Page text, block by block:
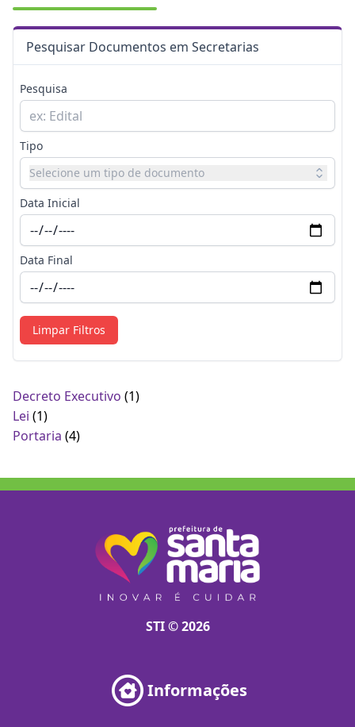
Pesquisar Documentos em Secretarias
Pesquisa
Tipo
Selecione um tipo de documento
Data Inicial
Data Final
Limpar Filtros
Decreto Executivo (1)
Lei (1)
Portaria (4)
STI © 2026
Informações